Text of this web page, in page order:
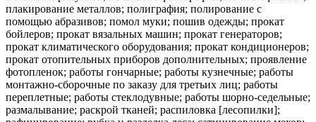
плакирование металлов; полиграфия; полирование с
помощью абразивов; помол муки; пошив одежды; прокат
бойлеров; прокат вязальных машин; прокат генераторов;
прокат климатического оборудования; прокат кондиционеров;
прокат отопительных приборов дополнительных; проявление
фотопленок; работы гончарные; работы кузнечные; работы
монтажно-сборочные по заказу для третьих лиц; работы
переплетные; работы стеклодувные; работы шорно-седельные;
размалывание; раскрой тканей; распиловка [лесопилки];